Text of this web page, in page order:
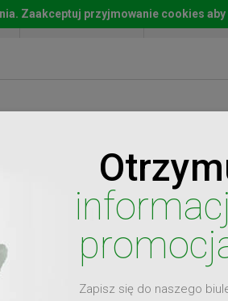
Moje konto Lista
Zapisz się do naszego
Zaakceptuj przyjmowanie cookies